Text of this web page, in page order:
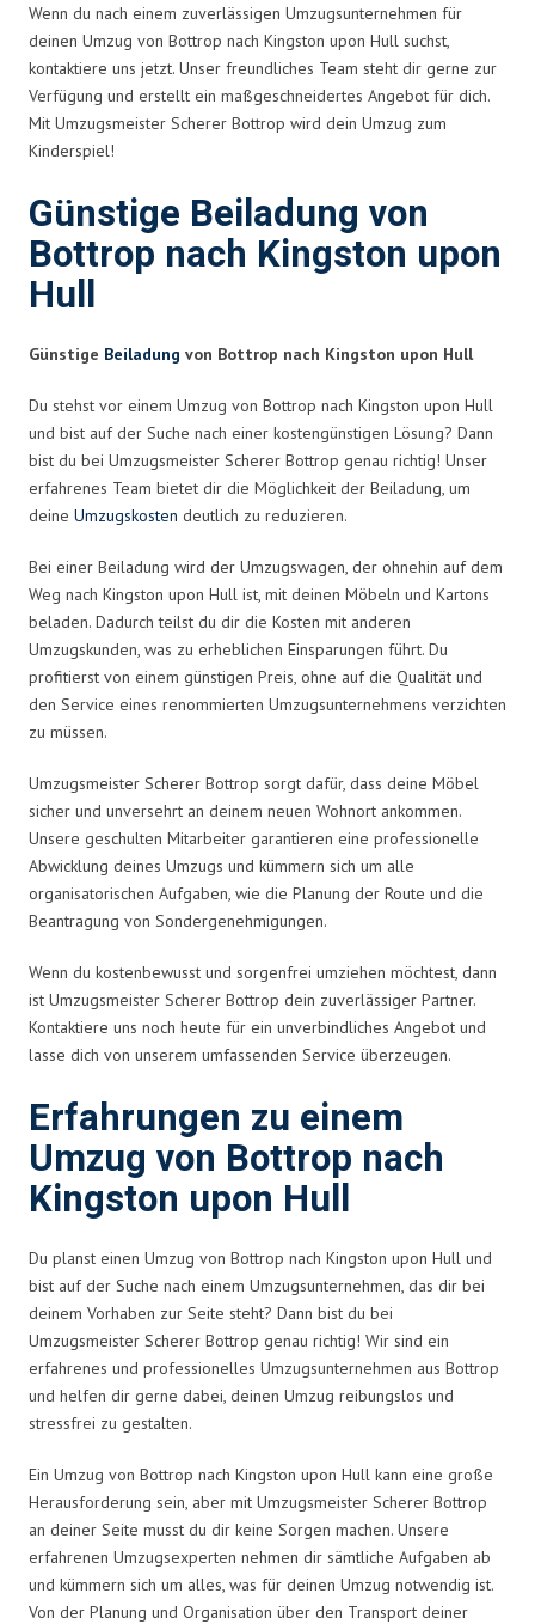
Wenn du nach einem zuverlässigen Umzugsunternehmen für
deinen Umzug von Bottrop nach Kingston upon Hull suchst,
kontaktiere uns jetzt. Unser freundliches Team steht dir gerne zur
Verfügung und erstellt ein maßgeschneidertes Angebot für dich.
Mit Umzugsmeister Scherer Bottrop wird dein Umzug zum
Kinderspiel!
Günstige Beiladung von
Bottrop nach Kingston upon
Hull
Günstige Beiladung von Bottrop nach Kingston upon Hull
Du stehst vor einem Umzug von Bottrop nach Kingston upon Hull
und bist auf der Suche nach einer kostengünstigen Lösung? Dann
bist du bei Umzugsmeister Scherer Bottrop genau richtig! Unser
erfahrenes Team bietet dir die Möglichkeit der Beiladung, um
deine Umzugskosten deutlich zu reduzieren.
Bei einer Beiladung wird der Umzugswagen, der ohnehin auf dem
Weg nach Kingston upon Hull ist, mit deinen Möbeln und Kartons
beladen. Dadurch teilst du dir die Kosten mit anderen
Umzugskunden, was zu erheblichen Einsparungen führt. Du
profitierst von einem günstigen Preis, ohne auf die Qualität und
den Service eines renommierten Umzugsunternehmens verzichten
zu müssen.
Umzugsmeister Scherer Bottrop sorgt dafür, dass deine Möbel
sicher und unversehrt an deinem neuen Wohnort ankommen.
Unsere geschulten Mitarbeiter garantieren eine professionelle
Abwicklung deines Umzugs und kümmern sich um alle
organisatorischen Aufgaben, wie die Planung der Route und die
Beantragung von Sondergenehmigungen.
Wenn du kostenbewusst und sorgenfrei umziehen möchtest, dann
ist Umzugsmeister Scherer Bottrop dein zuverlässiger Partner.
Kontaktiere uns noch heute für ein unverbindliches Angebot und
lasse dich von unserem umfassenden Service überzeugen.
Erfahrungen zu einem
Umzug von Bottrop nach
Kingston upon Hull
Du planst einen Umzug von Bottrop nach Kingston upon Hull und
bist auf der Suche nach einem Umzugsunternehmen, das dir bei
deinem Vorhaben zur Seite steht? Dann bist du bei
Umzugsmeister Scherer Bottrop genau richtig! Wir sind ein
erfahrenes und professionelles Umzugsunternehmen aus Bottrop
und helfen dir gerne dabei, deinen Umzug reibungslos und
stressfrei zu gestalten.
Ein Umzug von Bottrop nach Kingston upon Hull kann eine große
Herausforderung sein, aber mit Umzugsmeister Scherer Bottrop
an deiner Seite musst du dir keine Sorgen machen. Unsere
erfahrenen Umzugsexperten nehmen dir sämtliche Aufgaben ab
und kümmern sich um alles, was für deinen Umzug notwendig ist.
Von der Planung und Organisation über den Transport deiner